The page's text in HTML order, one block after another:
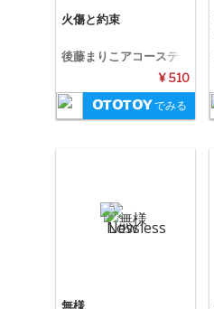
火傷と約束
後藤まりこアコーステ
ィックviolence POP¥ 510
でみる
無様